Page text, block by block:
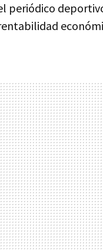
periódico